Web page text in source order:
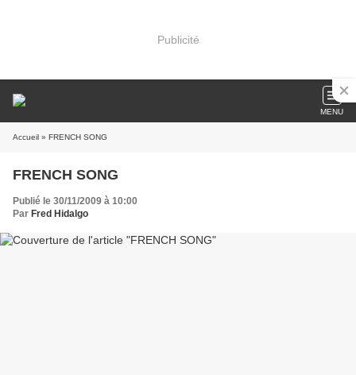
Publicité
MENU
Accueil » FRENCH SONG
FRENCH SONG
Publié le 30/11/2009 à 10:00
Par Fred Hidalgo